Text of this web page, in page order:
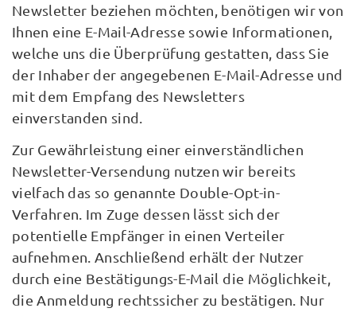
Newsletter beziehen möchten, benötigen wir von
Ihnen eine E-Mail-Adresse sowie Informationen,
welche uns die Überprüfung gestatten, dass Sie
der Inhaber der angegebenen E-Mail-Adresse und
mit dem Empfang des Newsletters
einverstanden sind.
Zur Gewährleistung einer einverständlichen
Newsletter-Versendung nutzen wir bereits
vielfach das so genannte Double-Opt-in-
Verfahren. Im Zuge dessen lässt sich der
potentielle Empfänger in einen Verteiler
aufnehmen. Anschließend erhält der Nutzer
durch eine Bestätigungs-E-Mail die Möglichkeit,
die Anmeldung rechtssicher zu bestätigen. Nur